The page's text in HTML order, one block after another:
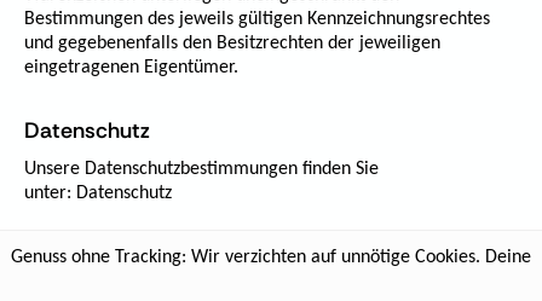
Bestimmungen des jeweils gültigen Kennzeichnungsrechtes
und gegebenenfalls den Besitzrechten der jeweiligen
eingetragenen Eigentümer.
Datenschutz
Unsere Datenschutzbestimmungen finden Sie
unter: Datenschutz
Genuss ohne Tracking: Wir verzichten auf unnötige Cookies. Deine